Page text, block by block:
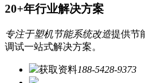
20+年行业解决方案
专注于塑机节能系统改造提供节
调试一站式解决方案。
获取资料188-5428-9373